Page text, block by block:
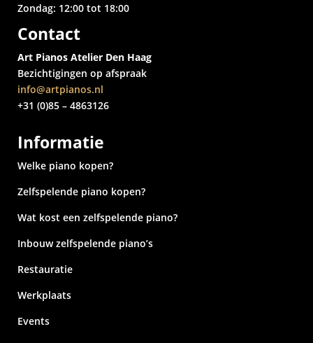
Zondag: 12:00 tot 18:00
Contact
Art Pianos Atelier Den Haag
Bezichtigingen op afspraak
info@artpianos.nl
+31 (0)85 – 4863126
Informatie
Welke piano kopen?
Zelfspelende piano kopen?
Wat kost een zelfspelende piano?
Inbouw zelfspelende piano’s
Restauratie
Werkplaats
Events